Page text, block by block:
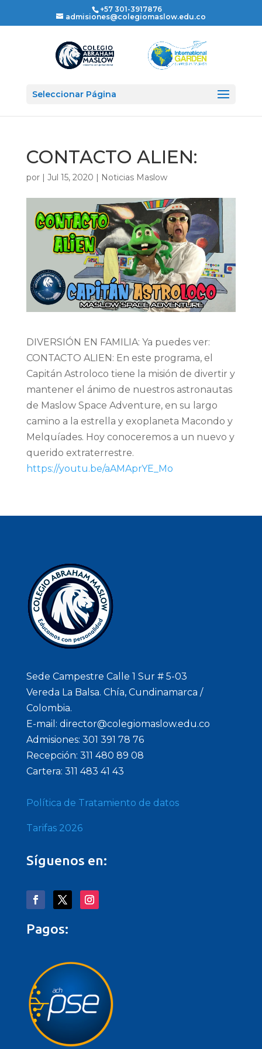
+57 301-3917876
admisiones@colegiomaslow.edu.co
Seleccionar Página
CONTACTO ALIEN:
por | Jul 15, 2020 | Noticias Maslow
DIVERSIÓN EN FAMILIA: Ya puedes ver:
CONTACTO ALIEN: En este programa, el
Capitán Astroloco tiene la misión de divertir y
mantener el ánimo de nuestros astronautas
de Maslow Space Adventure, en su largo
camino a la estrella y exoplaneta Macondo y
Melquíades. Hoy conoceremos a un nuevo y
querido extraterrestre.
https://youtu.be/aAMAprYE_Mo
Sede Campestre Calle 1 Sur # 5-03
Vereda La Balsa. Chía, Cundinamarca /
Colombia.
E-mail: director@colegiomaslow.edu.co
Admisiones: 301 391 78 76
Recepción: 311 480 89 08
Cartera: 311 483 41 43
Política de Tratamiento de datos
Tarifas 2026
Síguenos en:
Pagos: